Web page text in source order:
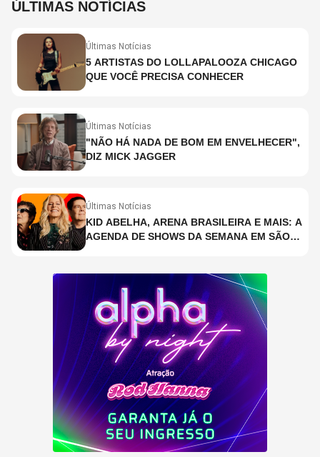
ÚLTIMAS NOTÍCIAS
Últimas Notícias
5 ARTISTAS DO LOLLAPALOOZA CHICAGO
QUE VOCÊ PRECISA CONHECER
Últimas Notícias
"NÃO HÁ NADA DE BOM EM ENVELHECER",
DIZ MICK JAGGER
Últimas Notícias
KID ABELHA, ARENA BRASILEIRA E MAIS: A
AGENDA DE SHOWS DA SEMANA EM SÃO